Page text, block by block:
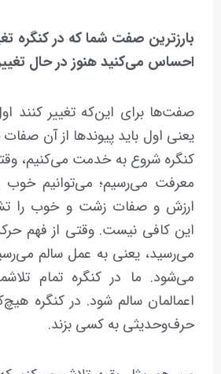
بارزترین صفت شما که در کنگره
احساس می‌کنید هنوز در حال
صفت‌ها برای این‌که تغییر کنند
یعنی اول باید پیوندها از آن
کنگره شروع به خدمت می‌کنیم،
معرفت می‌رسیم؛ می‌توانیم
ارزش و صفات زشت و خوب را
این کافی نیست. وقتی از فهم
می‌رسید، یعنی به عمل سالم
می‌شود. ما در کنگره تمام
اعمالمان سالم شود. در کنگره
حرف‌وحدیثی به کسی بزند.